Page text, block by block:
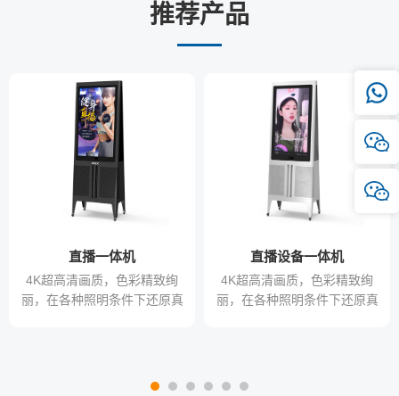
推荐产品
直播一体机
4K超高清画质，色彩精致绚
丽，在各种照明条件下还原真
直播设备一体机
4K超高清画质，色彩精致绚
丽，在各种照明条件下还原真